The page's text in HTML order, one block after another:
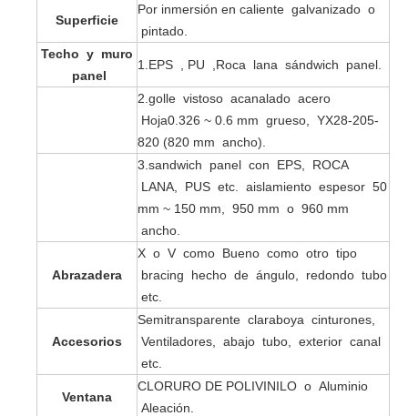
Superficie
Por inmersión en caliente galvanizado o
pintado.
Techo y muro
panel
1.EPS , PU ,Roca lana sándwich panel.
2.golle vistoso acanalado acero
Hoja0.326 ~ 0.6 mm grueso, YX28-205-
820 (820 mm ancho).
3.sandwich panel con EPS, ROCA
LANA, PUS etc. aislamiento espesor 50
mm ~ 150 mm, 950 mm o 960 mm
ancho.
Abrazadera
X o V como Bueno como otro tipo
bracing hecho de ángulo, redondo tubo
etc.
Accesorios
Semitransparente claraboya cinturones,
Ventiladores, abajo tubo, exterior canal
etc.
Ventana
CLORURO DE POLIVINILO o Aluminio
Aleación.